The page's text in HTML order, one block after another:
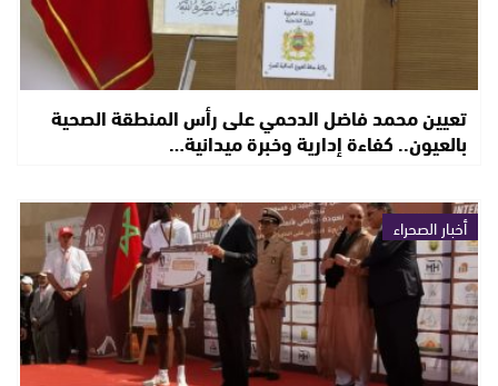
تعيين محمد فاضل الدحمي على رأس المنطقة الصحية
بالعيون.. كفاءة إدارية وخبرة ميدانية…
أخبار الصحراء